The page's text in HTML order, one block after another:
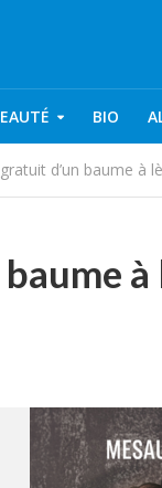
BIO
d’un baume à